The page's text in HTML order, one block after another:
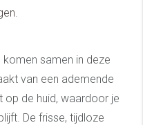
samen in deze
van een ademende
de huid, waardoor je
De frisse, tijdloze